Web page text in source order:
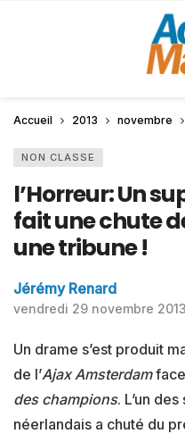
Accueil 2013 novembre
NON CLASSE
l’Horreur: Un
fait une chute
une tribune !
Jérémy Renard
vendredi 29 novembre 2013
Un drame s’est produit
de l’Ajax Amsterdam
des champions. L’un
néerlandais a chuté du